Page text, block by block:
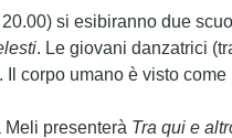
20.00) si esibiranno due
. Le giovani danzatrici
corpo umano è visto
Meli presenterà Tra qui e